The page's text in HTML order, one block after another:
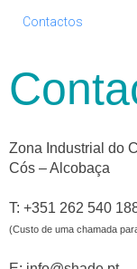
Contactos
Zona Industrial do
Cós – Alcobaça
T: +351 262 540
(Custo de uma chamada